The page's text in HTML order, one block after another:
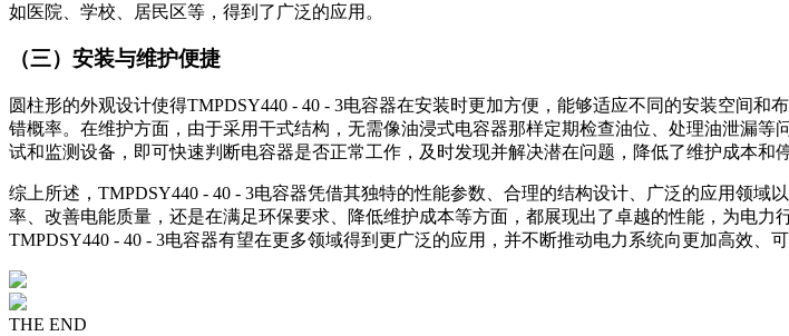
如医院、学校、居民区等，得到了广泛的应用。
（三）安装与维护便捷
圆柱形的外观设计使得TMPDSY440 - 40 - 3电容器在安装时更加方便，能够适应不同的安装空间
错概率。在维护方面，由于采用干式结构，无需像油浸式电容器那样定期检查油位、处理油泄漏
试和监测设备，即可快速判断电容器是否正常工作，及时发现并解决潜在问题，降低了维护成本和
综上所述，TMPDSY440 - 40 - 3电容器凭借其独特的性能参数、合理的结构设计、广泛的应用领
率、改善电能质量，还是在满足环保要求、降低维护成本等方面，都展现出了卓越的性能，为电
TMPDSY440 - 40 - 3电容器有望在更多领域得到更广泛的应用，并不断推动电力系统向更加高效、
THE END